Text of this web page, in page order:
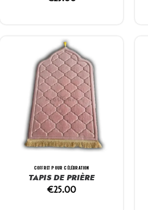
COFFRET POUR CÉLÉBRATION
TAPIS DE PRIÈRE
€25.00